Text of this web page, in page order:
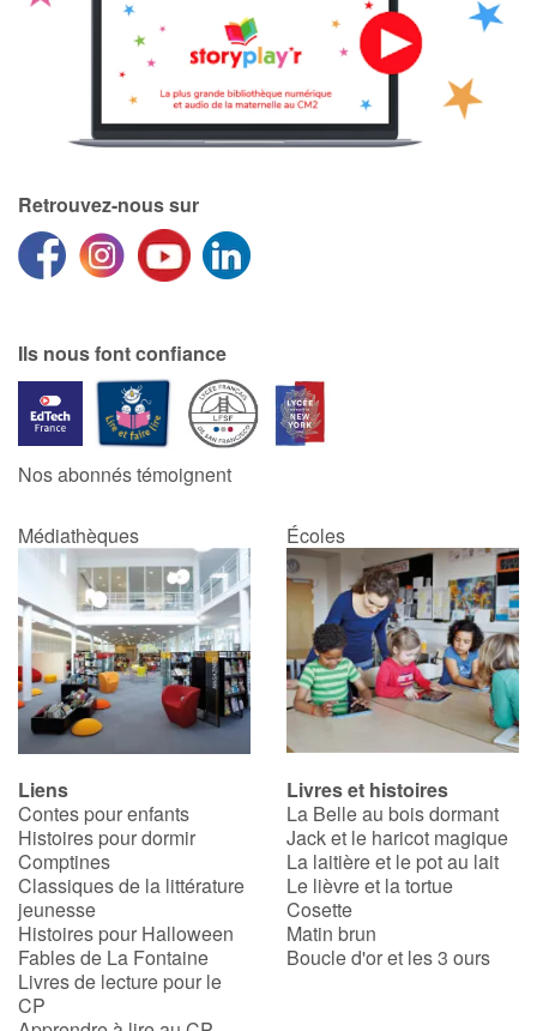
Retrouvez-nous sur
Ils nous font confiance
Nos abonnés témoignent
Médiathèques Écoles
Liens
Contes pour enfants
Histoires pour dormir
Comptines
Classiques de la littérature
jeunesse
Histoires pour Halloween
Fables de La Fontaine
Livres de lecture pour le
CP
Livres et histoires
La Belle au bois dormant
Jack et le haricot magique
La laitière et le pot au lait
Le lièvre et la tortue
Cosette
Matin brun
Boucle d'or et les 3 ours